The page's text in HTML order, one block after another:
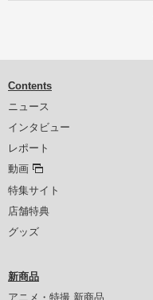
Contents
ニュース
インタビュー
レポート
動画
特集サイト
店舗特典
グッズ
新商品
アニメ・特撮 新商品